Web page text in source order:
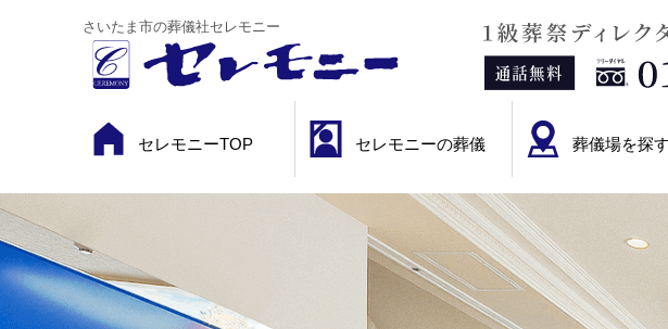
さいたま市の葬儀社セレモニー
セレモニーTOP セレモニーの葬儀 葬儀場を探す